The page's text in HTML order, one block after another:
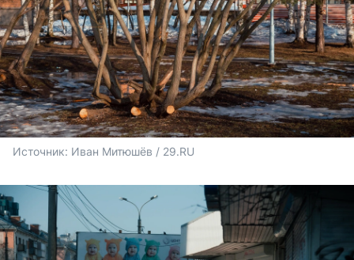
Источник: Иван Митюшёв / 29.RU